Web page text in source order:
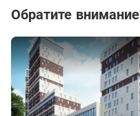
Обратите внимание